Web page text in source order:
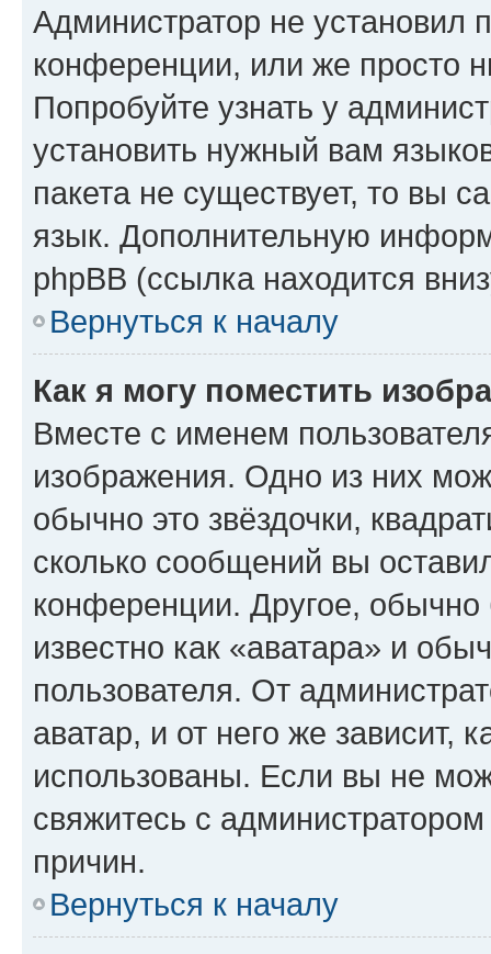
Администратор не установил
конференции, или же просто
Попробуйте узнать у
установить нужный вам
пакета не существует, то вы
язык. Дополнительную
phpBB (ссылка находится
Вернуться к началу
Как я могу поместить
Вместе с именем
изображения. Одно из них
обычно это звёздочки,
сколько сообщений вы
конференции. Другое,
известно как «аватара» и
пользователя. От
аватар, и от него же зависит,
использованы. Если вы не
свяжитесь с
причин.
Вернуться к началу